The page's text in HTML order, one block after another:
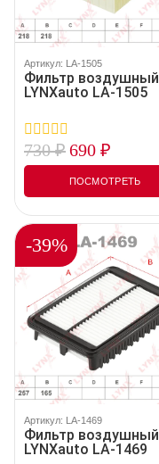
Артикул: LA-1505
Фильтр воздушный
LYNXauto LA-1505
0
out
5
730₽690 ₽
ПОСМОТРЕТЬ
-39%
Артикул: LA-1469
Фильтр воздушный
LYNXauto LA-1469